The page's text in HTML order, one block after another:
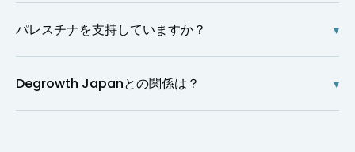
パレスチナを支持していますか？ ▾
Degrowth Japanとの関係は？ ▾